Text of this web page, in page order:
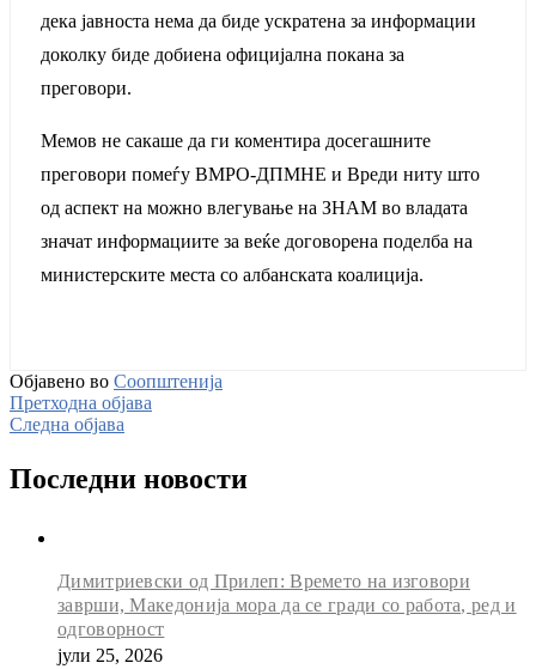
дека јавноста нема да биде ускратена за информации
доколку биде добиена официјална покана за
преговори.
Мемов не сакаше да ги коментира досегашните
преговори помеѓу ВМРО-ДПМНЕ и Вреди ниту што
од аспект на можно влегување на ЗНАМ во владата
значат информациите за веќе договорена поделба на
министерските места со албанската коалиција.
Објавено во Соопштенија
Претходна објава
Следна објава
Последни новости
Димитриевски од Прилеп: Времето на изговори
заврши, Македонија мора да се гради со работа, ред и
одговорност
јули 25, 2026